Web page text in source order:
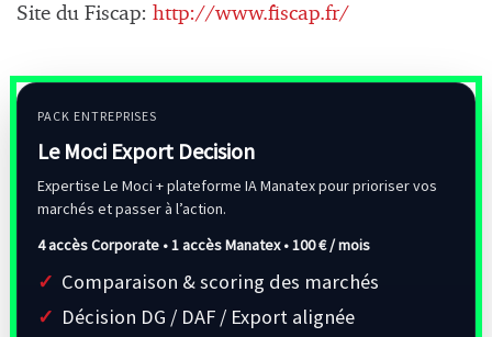
Site du Fiscap: http://www.fiscap.fr/
PACK ENTREPRISES
Le Moci Export Decision
Expertise Le Moci + plateforme IA Manatex pour prioriser vos
marchés et passer à l’action.
4 accès Corporate • 1 accès Manatex •100 € / mois
Comparaison & scoring des marchés
Décision DG / DAF / Export alignée